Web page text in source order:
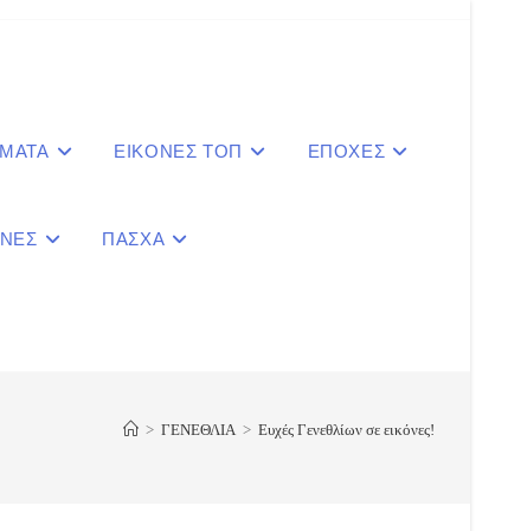
ΕΙΚΟΝΕΣ ΤΟΠ ΕΠΟΧΕΣ
ΠΑΣΧΑ
> ΓΕΝΕΘΛΙΑ > Ευχές Γενεθλίων σε εικόνες!